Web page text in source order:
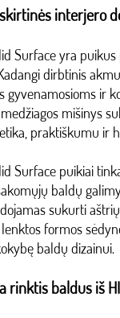
interjero
Surface yra
dirbtinis
gyvenamosioms ir
mišinys
praktiškumu ir
Surface puikiai
baldų
sukurti
formos
baldų dizainui.
rinktis baldus iš